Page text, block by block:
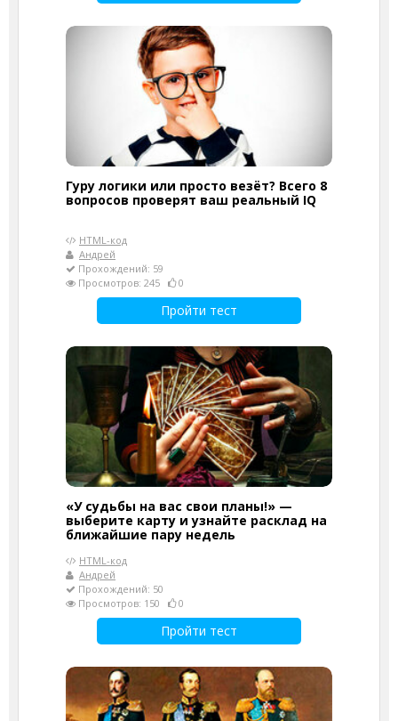
Гуру логики или просто везёт? Всего 8
вопросов проверят ваш реальный IQ
HTML-код
Андрей
Прохождений: 59
Просмотров: 245
0
Пройти тест
«У судьбы на вас свои планы!» —
выберите карту и узнайте расклад на
ближайшие пару недель
HTML-код
Андрей
Прохождений: 50
Просмотров: 150
0
Пройти тест